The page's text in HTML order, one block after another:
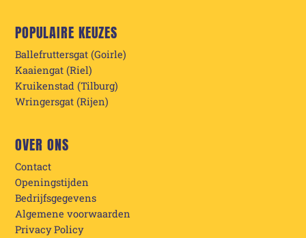
POPULAIRE KEUZES
Ballefruttersgat (Goirle)
Kaaiengat (Riel)
Kruikenstad (Tilburg)
Wringersgat (Rijen)
OVER ONS
Contact
Openingstijden
Bedrijfsgegevens
Algemene voorwaarden
Privacy Policy